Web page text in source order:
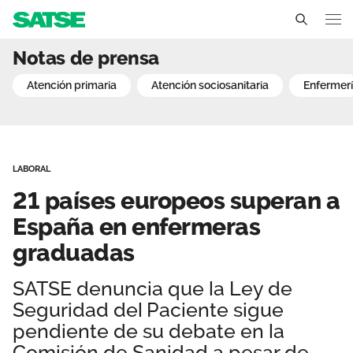
Delegados Sindicales
Estructura organizativa
Transparencia
Secciones sindicales
Servicios
Ventajas
Actualidad
Temas
Noticias
Sala de prensa
Sedes
Contáctanos
21 países europeos
Notas de prensa
atención primaria atención sociosanitaria
LABORAL
21 países europeos superan a
España en enfermeras
graduadas
SATSE denuncia que la Ley de
Seguridad del Paciente sigue
pendiente de su debate en la